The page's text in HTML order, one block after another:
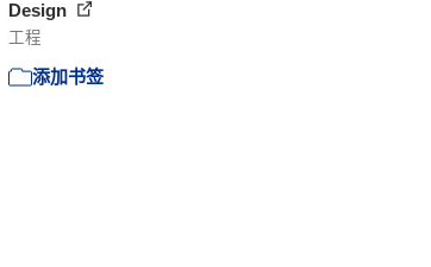
Design
工程
添加书签